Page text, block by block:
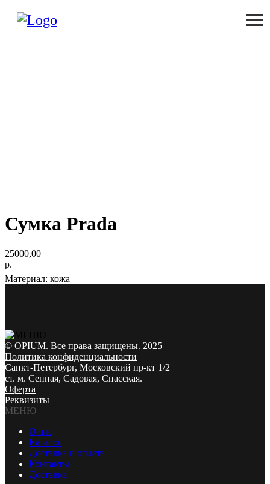
Сумка Prada
25000,00
р.
Материал: кожа
© OPIUM. Все права защищены. 2025
Политика конфиденциальности
Санкт-Петербург, Московский пр-кт 1/2
ст. м. Сенная, Садовая, Спасская.
Оферта
Реквизиты
МЕНЮ
О нас
Каталог
Доставка и оплата
Контакты
Доставка